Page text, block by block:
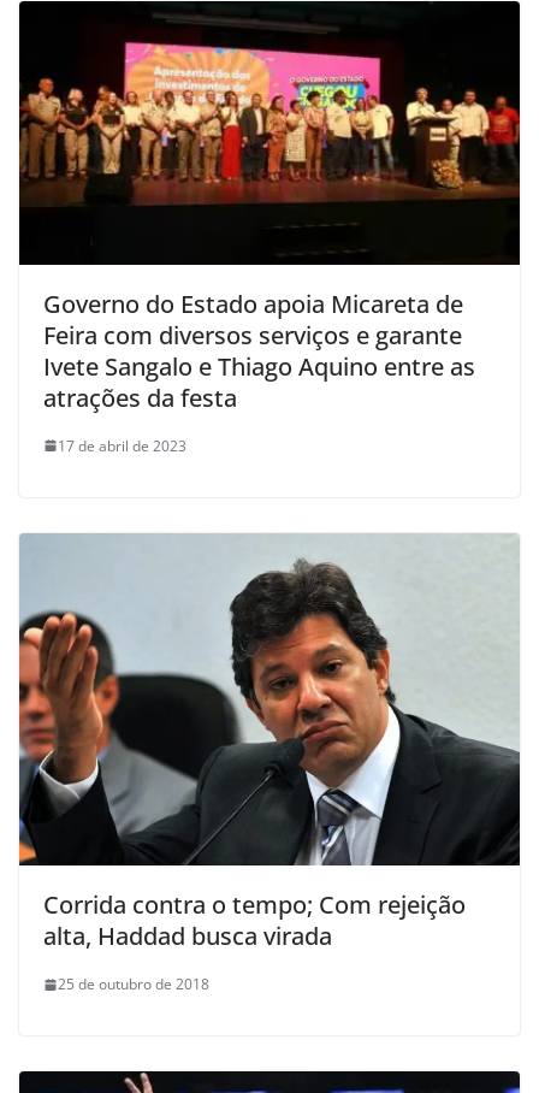
Governo do Estado apoia Micareta de
Feira com diversos serviços e garante
Ivete Sangalo e Thiago Aquino entre as
atrações da festa
17 de abril de 2023
Corrida contra o tempo; Com rejeição
alta, Haddad busca virada
25 de outubro de 2018